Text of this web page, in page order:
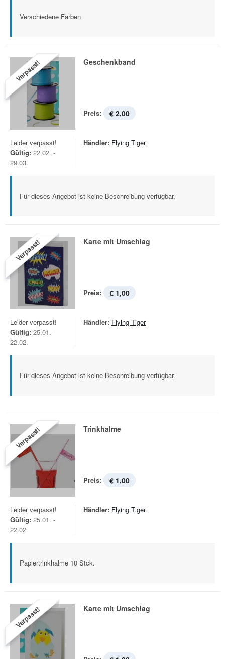
Verschiedene Farben
Verpasst! Geschenkband
Preis: € 2,00
Leider verpasst!
Gültig: 22.02. -
29.03.
Händler: Flying Tiger
Für dieses Angebot ist keine Beschreibung verfügbar.
Verpasst! Karte mit Umschlag
Preis: € 1,00
Leider verpasst!
Gültig: 25.01. -
22.02.
Händler: Flying Tiger
Für dieses Angebot ist keine Beschreibung verfügbar.
Verpasst! Trinkhalme
Preis: € 1,00
Leider verpasst!
Gültig: 25.01. -
22.02.
Händler: Flying Tiger
Papiertrinkhalme 10 Stck.
Verpasst! Karte mit Umschlag